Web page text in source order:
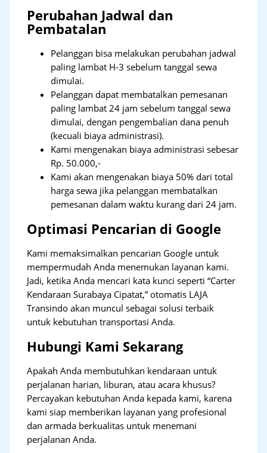
Perubahan Jadwal dan
Pembatalan
Pelanggan bisa melakukan perubahan jadwal
paling lambat H-3 sebelum tanggal sewa
dimulai.
Pelanggan dapat membatalkan pemesanan
paling lambat 24 jam sebelum tanggal sewa
dimulai, dengan pengembalian dana penuh
(kecuali biaya administrasi).
Kami mengenakan biaya administrasi sebesar
Rp. 50.000,-
Kami akan mengenakan biaya 50% dari total
harga sewa jika pelanggan membatalkan
pemesanan dalam waktu kurang dari 24 jam.
Optimasi Pencarian di Google
Kami memaksimalkan pencarian Google untuk
mempermudah Anda menemukan layanan kami.
Jadi, ketika Anda mencari kata kunci seperti “Carter
Kendaraan Surabaya Cipatat,” otomatis LAJA
Transindo akan muncul sebagai solusi terbaik
untuk kebutuhan transportasi Anda.
Hubungi Kami Sekarang
Apakah Anda membutuhkan kendaraan untuk
perjalanan harian, liburan, atau acara khusus?
Percayakan kebutuhan Anda kepada kami, karena
kami siap memberikan layanan yang profesional
dan armada berkualitas untuk menemani
perjalanan Anda.